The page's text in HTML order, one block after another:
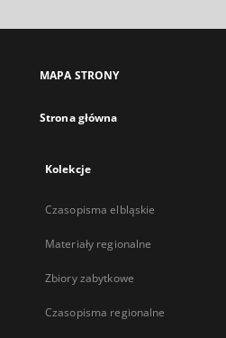
się
karcie
MAPA STRONY
Strona główna
Kolekcje
Czasopisma elbląskie
Materiały regionalne
Zbiory zabytkowe
Czasopisma regionalne